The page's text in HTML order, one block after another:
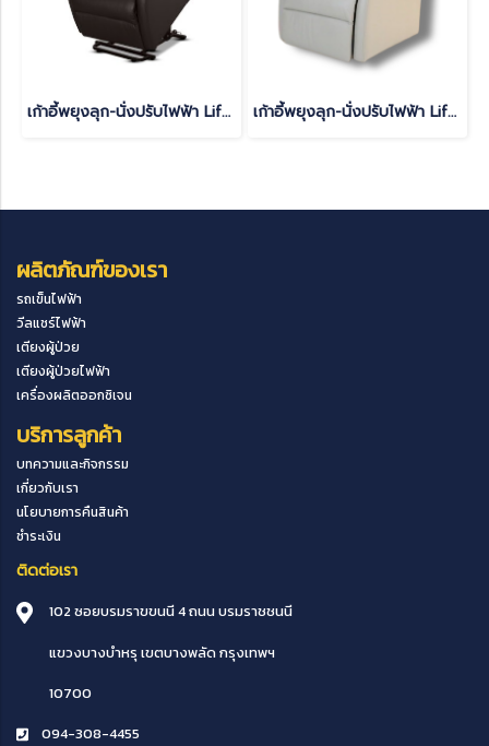
เก้าอี้พยุงลุก-นั่งปรับไฟฟ้า Lift Up Chair สีช็อคโกแลต เก้าอี้พยุงลุก-นั่งปรับไฟฟ้า Lift Up Chair สีเทา
ผลิตภัณฑ์ของเรา
รถเข็นไฟฟ้า
วีลแชร์ไฟฟ้า
เตียงผู้ป่วย
เตียงผู้ป่วยไฟฟ้า
เครื่องผลิตออกซิเจน
บริการลูกค้า
บทความและกิจกรรม
เกี่ยวกับเรา
นโยบายการคืนสินค้า
ชำระเงิน
ติดต่อเรา
102 ซอยบรมราขขนนี 4 ถนน บรมราชชนนี
แขวงบางบำหรุ เขตบางพลัดกรุงเทพฯ
10700
094-308-4455